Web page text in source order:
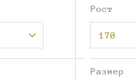
Рост
170
Размер